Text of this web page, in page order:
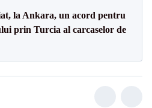
la Ankara, un acord pentru
prin Turcia al carcaselor de